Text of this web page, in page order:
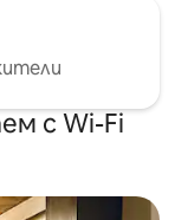
с Wi-Fi